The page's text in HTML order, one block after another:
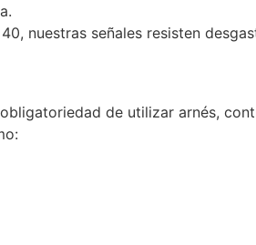
nuestras señales resisten
de utilizar arnés,